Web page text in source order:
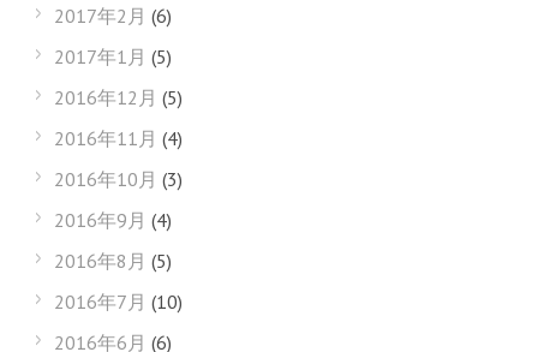
2017年2月 (6)
2017年1月 (5)
2016年12月 (5)
2016年11月 (4)
2016年10月 (3)
2016年9月 (4)
2016年8月 (5)
2016年7月 (10)
2016年6月 (6)